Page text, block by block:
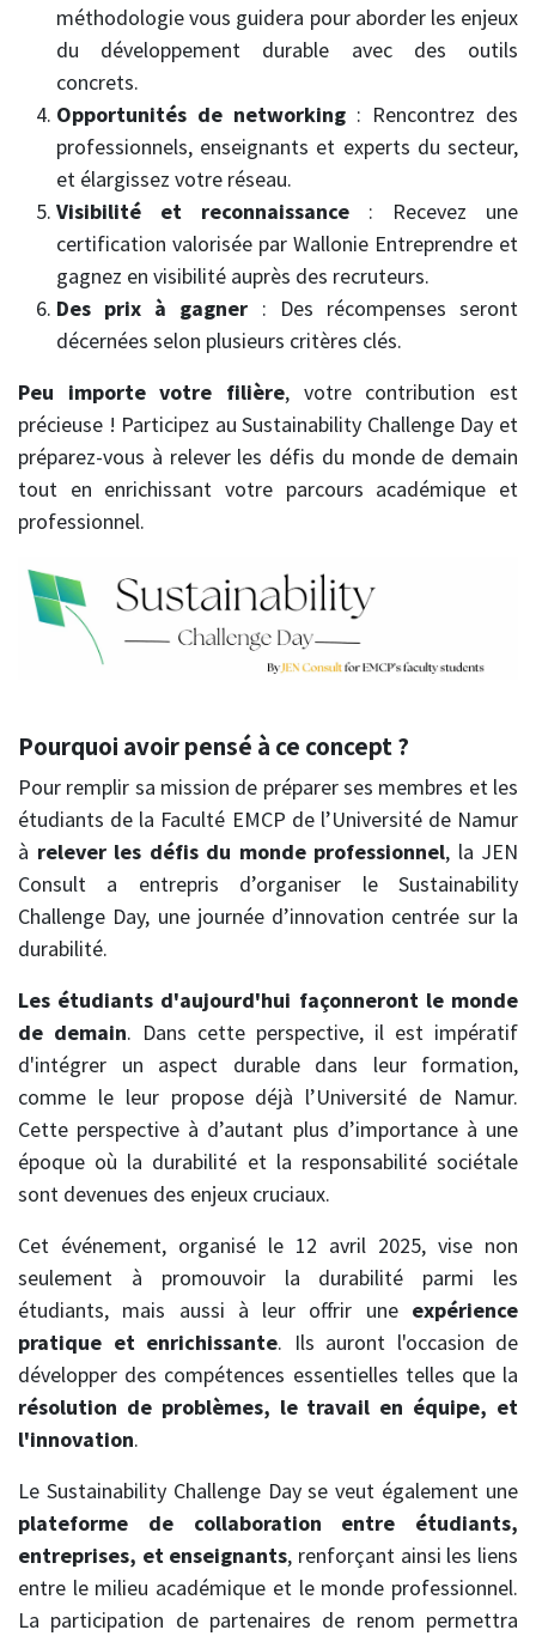
méthodologie vous guidera pour aborder les enjeux
du développement durable avec des outils
concrets.
Opportunités de networking : Rencontrez des
professionnels, enseignants et experts du secteur,
et élargissez votre réseau.
Visibilité et reconnaissance : Recevez une
certification valorisée par Wallonie Entreprendre et
gagnez en visibilité auprès des recruteurs.
Des prix à gagner : Des récompenses seront
décernées selon plusieurs critères clés.
Peu importe votre filière, votre contribution est
précieuse ! Participez au Sustainability Challenge Day et
préparez-vous à relever les défis du monde de demain
tout en enrichissant votre parcours académique et
professionnel.
Pourquoi avoir pensé à ce concept ?
Pour remplir sa mission de préparer ses membres et les
étudiants de la Faculté EMCP de l’Université de Namur
à relever les défis du monde professionnel, la JEN
Consult a entrepris d’organiser le Sustainability
Challenge Day, une journée d’innovation centrée sur la
durabilité.
Les étudiants d'aujourd'hui façonneront le monde
de demain. Dans cette perspective, il est impératif
d'intégrer un aspect durable dans leur formation,
comme le leur propose déjà l’Université de Namur.
Cette perspective à d’autant plus d’importance à une
époque où la durabilité et la responsabilité sociétale
sont devenues des enjeux cruciaux.
Cet événement, organisé le 12 avril 2025, vise non
seulement à promouvoir la durabilité parmi les
étudiants, mais aussi à leur offrir une expérience
pratique et enrichissante. Ils auront l'occasion de
développer des compétences essentielles telles que la
résolution de problèmes, le travail en équipe, et
l'innovation.
Le Sustainability Challenge Day se veut également une
plateforme de collaboration entre étudiants,
entreprises, et enseignants, renforçant ainsi les liens
entre le milieu académique et le monde professionnel.
La participation de partenaires de renom permettra